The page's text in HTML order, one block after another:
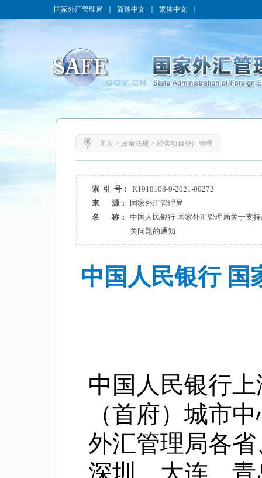
国家外汇管理局 简体中文 繁体中文
主页> 政策法规> 经常项目外汇管理
索 引 号：
K1918108-9-2021-00272
来 源：
国家外汇管理局
名 称：
中国人民银行 国家外汇管理局关于支
关问题的通知
中国人民银行 国
中国人民银行
（首府）城市
外汇管理局各